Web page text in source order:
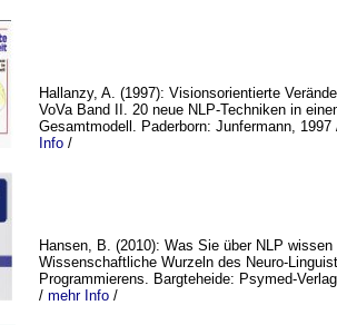
Hallanzy, A. (1997): Visionsorientierte
VoVa Band II. 20 neue NLP-Techniken in
Gesamtmodell. Paderborn: Junfermann,
Info /
Hansen, B. (2010): Was Sie über NLP
Wissenschaftliche Wurzeln des Neuro-
Programmierens. Bargteheide: Psymed-
/ mehr Info /